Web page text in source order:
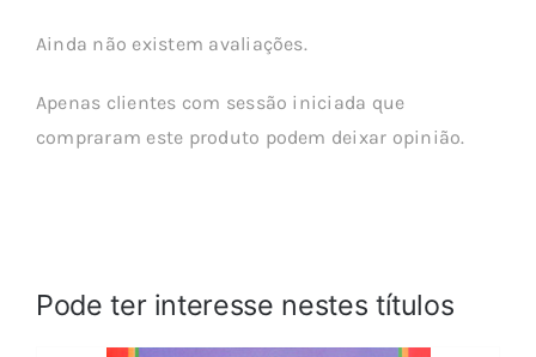
Ainda não existem avaliações.
Apenas clientes com sessão iniciada que
compraram este produto podem deixar opinião.
Pode ter interesse nestes títulos